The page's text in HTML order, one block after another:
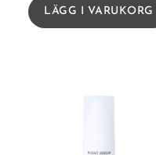
LÄGG I VARUKORG